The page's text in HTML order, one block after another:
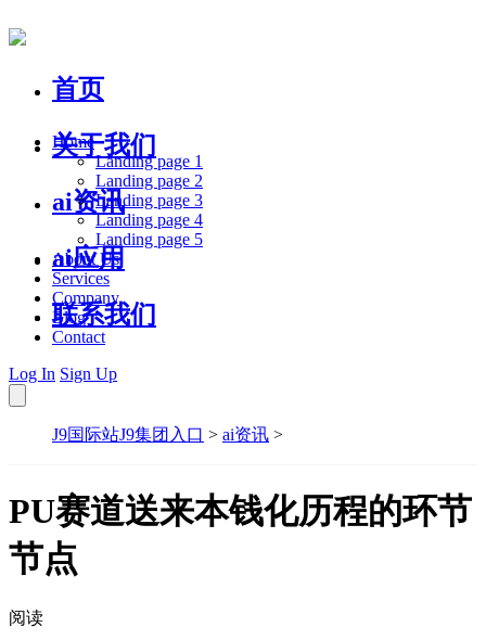
首页
关于我们
ai资讯
ai应用
联系我们
Home
Landing page 1
Landing page 2
Landing page 3
Landing page 4
Landing page 5
About Us
Services
Company
Blog
Contact
Log In Sign Up
J9国际站J9集团入口 > ai资讯 >
PU赛道送来本钱化历程的环节
节点
阅读